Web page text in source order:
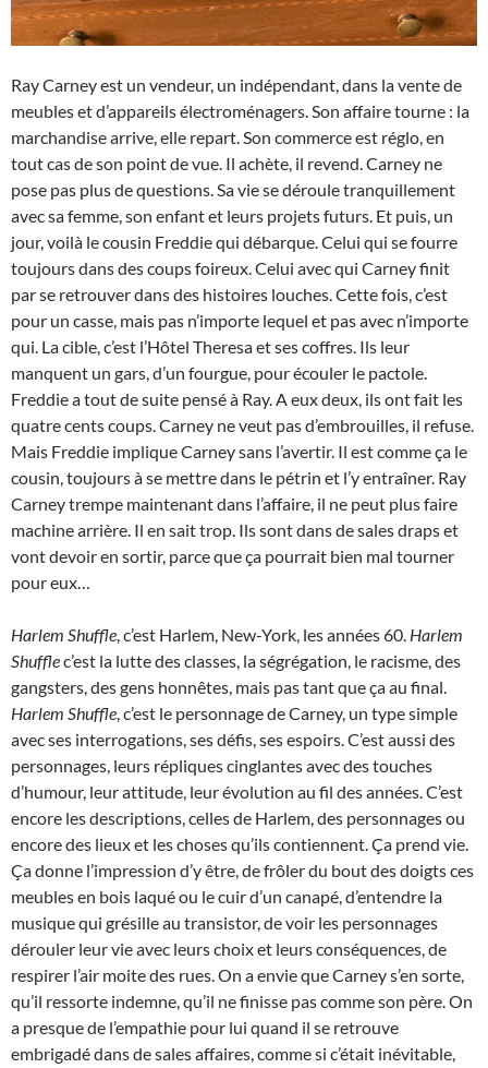
Ray Carney est un vendeur, un indépendant, dans la vente de
meubles et d’appareils électroménagers. Son affaire tourne : la
marchandise arrive, elle repart. Son commerce est réglo, en
tout cas de son point de vue. Il achète, il revend. Carney ne
pose pas plus de questions. Sa vie se déroule tranquillement
avec sa femme, son enfant et leurs projets futurs. Et puis, un
jour, voilà le cousin Freddie qui débarque. Celui qui se fourre
toujours dans des coups foireux. Celui avec qui Carney finit
par se retrouver dans des histoires louches. Cette fois, c’est
pour un casse, mais pas n’importe lequel et pas avec n’importe
qui. La cible, c’est l’Hôtel Theresa et ses coffres. Ils leur
manquent un gars, d’un fourgue, pour écouler le pactole.
Freddie a tout de suite pensé à Ray. A eux deux, ils ont fait les
quatre cents coups. Carney ne veut pas d’embrouilles, il refuse.
Mais Freddie implique Carney sans l’avertir. Il est comme ça le
cousin, toujours à se mettre dans le pétrin et l’y entraîner. Ray
Carney trempe maintenant dans l’affaire, il ne peut plus faire
machine arrière. Il en sait trop. Ils sont dans de sales draps et
vont devoir en sortir, parce que ça pourrait bien mal tourner
pour eux…
Harlem Shuffle, c’est Harlem, New-York, les années 60. Harlem
Shufflec’est la lutte des classes, la ségrégation, le racisme, des
gangsters, des gens honnêtes, mais pas tant que ça au final.
Harlem Shuffle, c’est le personnage de Carney, un type simple
avec ses interrogations, ses défis, ses espoirs. C’est aussi des
personnages, leurs répliques cinglantes avec des touches
d’humour, leur attitude, leur évolution au fil des années. C’est
encore les descriptions, celles de Harlem, des personnages ou
encore des lieux et les choses qu’ils contiennent. Ça prend vie.
Ça donne l’impression d’y être, de frôler du bout des doigts ces
meubles en bois laqué ou le cuir d’un canapé, d’entendre la
musique qui grésille au transistor, de voir les personnages
dérouler leur vie avec leurs choix et leurs conséquences, de
respirer l’air moite des rues. On a envie que Carney s’en sorte,
qu’il ressorte indemne, qu’il ne finisse pas comme son père. On
a presque de l’empathie pour lui quand il se retrouve
embrigadé dans de sales affaires, comme si c’était inévitable,